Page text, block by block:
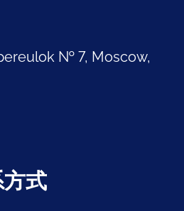
№ 7, Moscow,
式